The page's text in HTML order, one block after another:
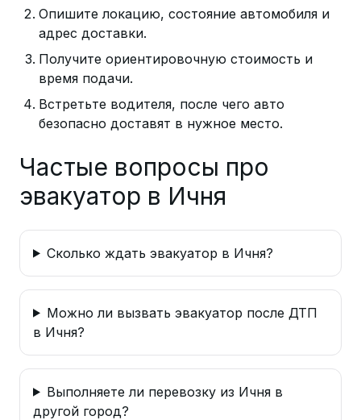
Опишите локацию, состояние автомобиля и
адрес доставки.
Получите ориентировочную стоимость и
время подачи.
Встретьте водителя, после чего авто
безопасно доставят в нужное место.
Частые вопросы про
эвакуатор в Ичня
Сколько ждать эвакуатор в Ичня?
Можно ли вызвать эвакуатор после ДТП
в Ичня?
Выполняете ли перевозку из Ичня в
другой город?